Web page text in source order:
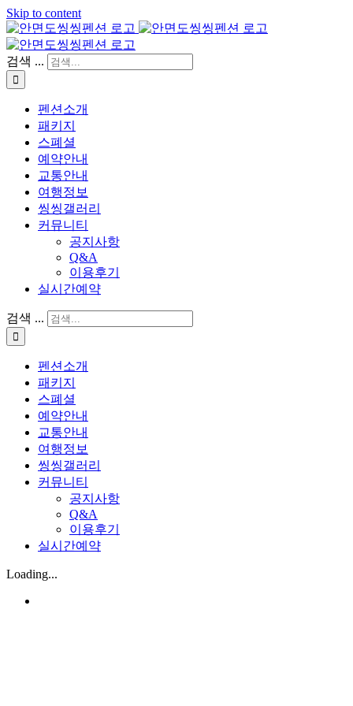
Skip to content
검색 ...
펜션소개
패키지
스폐셜
예약안내
교통안내
여행정보
씽씽갤러리
커뮤니티
공지사항
Q&A
이용후기
실시간예약
검색 ...
펜션소개
패키지
스폐셜
예약안내
교통안내
여행정보
씽씽갤러리
커뮤니티
공지사항
Q&A
이용후기
실시간예약
Loading...